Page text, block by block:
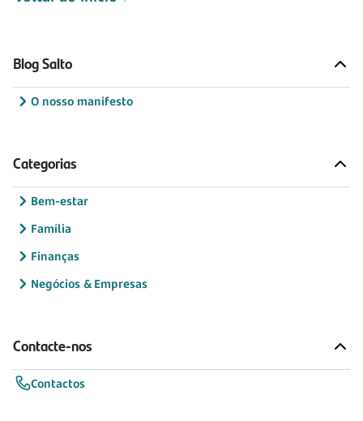
Blog Salto
O nosso manifesto
Categorias
Bem-estar
Família
Finanças
Negócios & Empresas
Contacte-nos
Contactos